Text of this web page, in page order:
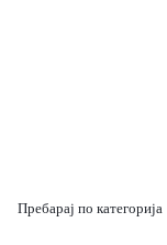
Пребарај по категорија